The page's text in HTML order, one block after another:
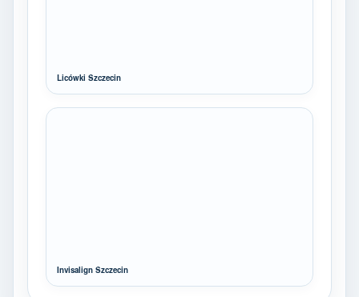
Licówki Szczecin
Invisalign Szczecin